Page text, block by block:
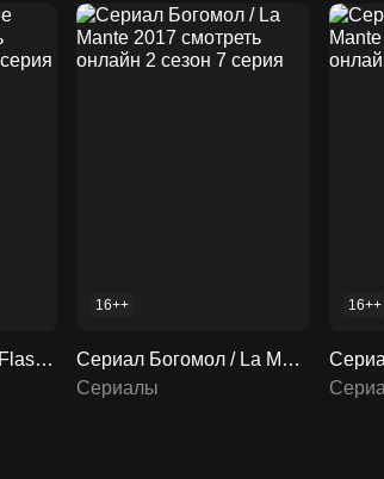
Сериал Флэш / The Flash 2014 смотреть онлайн 10 сезон 14 серия
16++
Сериал Богомол / La Mante 2017 смотреть онлайн 2 сезон 7 серия
Сериалы
16++